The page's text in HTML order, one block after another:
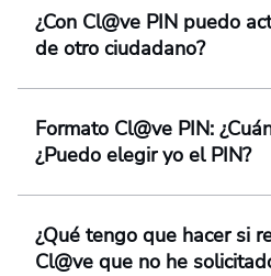
¿Con Cl@ve PIN puedo
de otro ciudadano?
Formato Cl@ve PIN:
¿Puedo elegir yo el PIN?
¿Qué tengo que hacer si
Cl@ve que no he